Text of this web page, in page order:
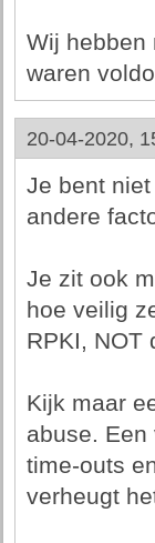
Wij hebben
waren
20-04-2020,
Je bent
andere
Je zit ook
hoe veilig
RPKI, NOT
Kijk maar
abuse.
time-outs
verheugt